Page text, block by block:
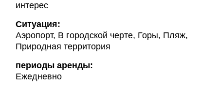
интерес
Ситуация:
Аэропорт, В городской черте, Горы, Пляж,
Природная территория
периоды аренды:
Ежедневно